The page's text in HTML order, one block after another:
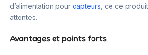
d’alimentation pour capteurs , ce ce
attentes.
Avantages et points forts